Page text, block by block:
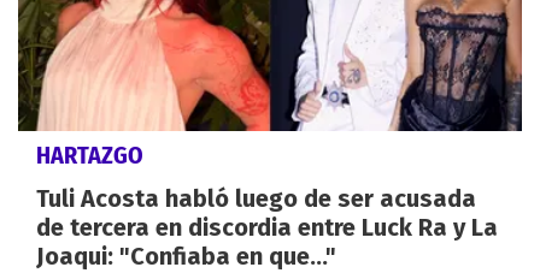
HARTAZGO
Tuli Acosta habló luego de ser acusada
de tercera en discordia entre Luck Ra y La
Joaqui: "Confiaba en que..."